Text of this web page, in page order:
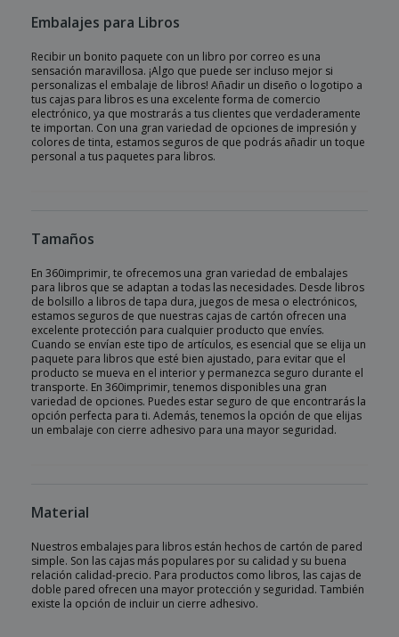
Embalajes para Libros
Recibir un bonito paquete con un libro por correo es una
sensación maravillosa. ¡Algo que puede ser incluso mejor si
personalizas el embalaje de libros! Añadir un diseño o logotipo a
tus cajas para libros es una excelente forma de comercio
electrónico, ya que mostrarás a tus clientes que verdaderamente
te importan. Con una gran variedad de opciones de impresión y
colores de tinta, estamos seguros de que podrás añadir un toque
personal a tus paquetes para libros.
Tamaños
En 360imprimir, te ofrecemos una gran variedad de embalajes
para libros que se adaptan a todas las necesidades. Desde libros
de bolsillo a libros de tapa dura, juegos de mesa o electrónicos,
estamos seguros de que nuestras cajas de cartón ofrecen una
excelente protección para cualquier producto que envíes.
Cuando se envían este tipo de artículos, es esencial que se elija un
paquete para libros que esté bien ajustado, para evitar que el
producto se mueva en el interior y permanezca seguro durante el
transporte. En 360imprimir, tenemos disponibles una gran
variedad de opciones. Puedes estar seguro de que encontrarás la
opción perfecta para ti. Además, tenemos la opción de que elijas
un embalaje con cierre adhesivo para una mayor seguridad.
Material
Nuestros embalajes para libros están hechos de cartón de pared
simple. Son las cajas más populares por su calidad y su buena
relación calidad-precio. Para productos como libros, las cajas de
doble pared ofrecen una mayor protección y seguridad. También
existe la opción de incluir un cierre adhesivo.